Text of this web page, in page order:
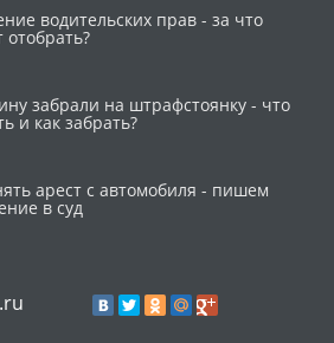
водительских прав - за что
отобрать?
забрали на штрафстоянку - что
и как забрать?
арест с автомобиля - пишем
в суд